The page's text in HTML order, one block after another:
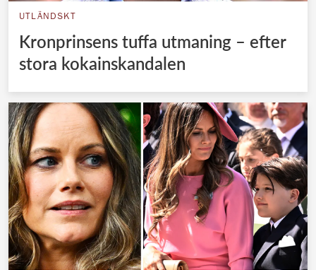
UTLÄNDSKT
Kronprinsens tuffa utmaning – efter
stora kokainskandalen